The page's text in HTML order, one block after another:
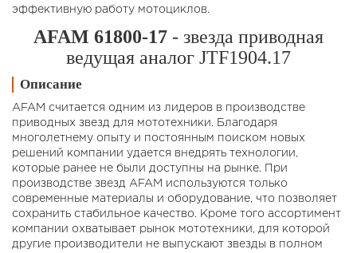
эффективную работу мотоциклов.
AFAM 61800-17 - звезда приводная
ведущая аналог JTF1904.17
Описание
AFAM считается одним из лидеров в производстве
приводных звезд для мототехники. Благодаря
многолетнему опыту и постоянным поиском новых
решений компании удается внедрять технологии,
которые ранее не были доступны на рынке. При
производстве звезд AFAM используются только
современные материалы и оборудование, что позволяет
сохранить стабильное качество. Кроме того ассортимент
компании охватывает рынок мототехники, для которой
другие производители не выпускают звезды в полном